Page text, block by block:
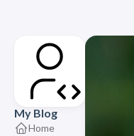
My Blog
Home